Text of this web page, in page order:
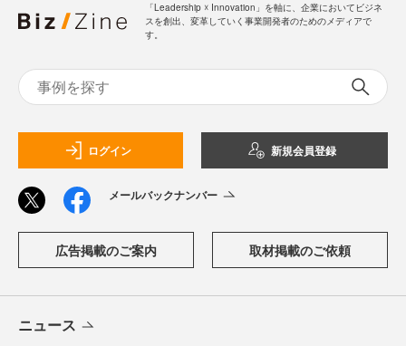
「Leadership ☓ Innovation」を軸に、企業においてビジネ
スを創出、変革していく事業開発者のためのメディアで
す。
ログイン 新規会員登録
メールバックナンバー
広告掲載のご案内 取材掲載のご依頼
ニュース